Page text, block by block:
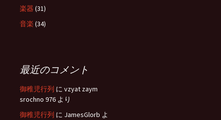
楽器 (31)
音楽 (34)
最近のコメント
御稚児行列 に vzyat zaym
srochno 976 より
御稚児行列 に JamesGlorb よ